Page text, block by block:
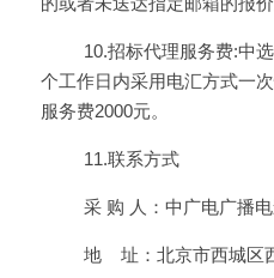
10.招标代理服务费:中
个工作日内采用电汇方式一
服务费2000元。
11.联系方式
采 购 人：中广电广播
地    址：北京市西城区